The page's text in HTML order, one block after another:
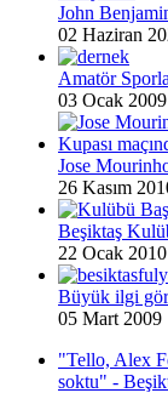
John
02 Haziran
Amatör
03 Ocak 2009
Jose
26 Kasım
Beşiktaş
22 Ocak 2010
Büyük ilgi
05 Mart 2009
"Tello, Alex
soktu" -